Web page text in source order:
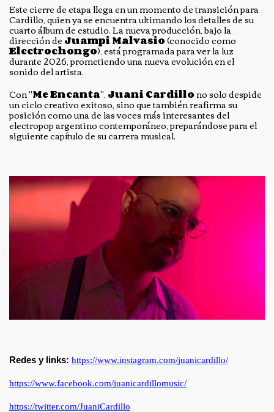
Este cierre de etapa llega en un momento de transición para
Cardillo, quien ya se encuentra ultimando los detalles de su
cuarto álbum de estudio. La nueva producción, bajo la
dirección deJuampi Malvasio(conocido como
Electrochongo), está programada para ver la luz
durante 2026, prometiendo una nueva evolución en el
sonido del artista.
Con "Me Encanta",Juani Cardillono solo despide
un ciclo creativo exitoso, sino que también reafirma su
posición como una de las voces más interesantes del
electropop argentino contemporáneo, preparándose para el
siguiente capítulo de su carrera musical.
Redes y links: https://www.instagram.com/juanicardillo/
https://www.facebook.com/juanicardillomusic/
https://twitter.com/JuaniCardillo